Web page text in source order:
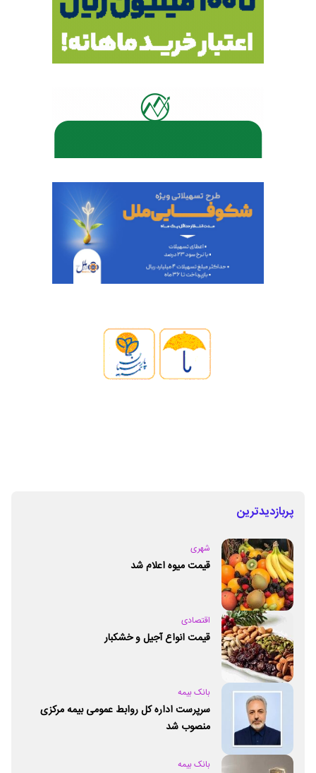
پربازدیدترین
شهری
قیمت میوه اعلام شد
اقتصادی
قیمت انواع آجیل و خشکبار
بانک بیمه
سرپرست اداره کل روابط عمومی بیمه مرکزی
منصوب شد
بانک بیمه